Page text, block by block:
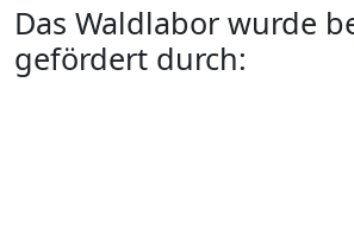
Das Waldlabor wurde
gefördert durch: